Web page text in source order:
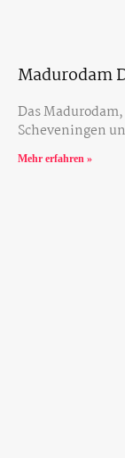
Madurodam
Das
Scheveningen
Mehr erfahren »